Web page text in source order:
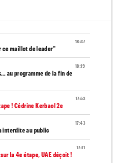
18:37
ce maillot de leader"
18:19
au programme de la fin de
17:53
! Cédrine Kerbaol 2e
17:43
interdite au public
17:11
la 4e étape, UAE déçoit !